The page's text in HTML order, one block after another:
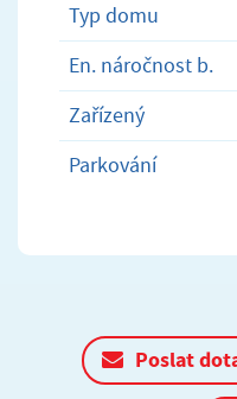
Typ domu
En. náročnost b.
Zařízený
Parkování
Poslat